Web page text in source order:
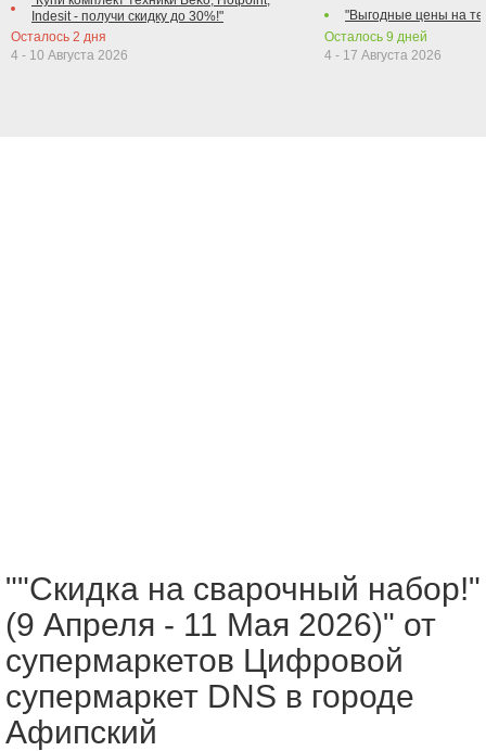
Indesit - получи скидку до 30%!"
Осталось 2 дня
4 - 10 Августа 2026
"Выгодные цены на
Осталось 9 дней
4 - 17 Августа 2026
""Скидка на сварочный набор!"
(9 Апреля - 11 Мая 2026)" от
супермаркетов Цифровой
супермаркет DNS в городе
Афипский